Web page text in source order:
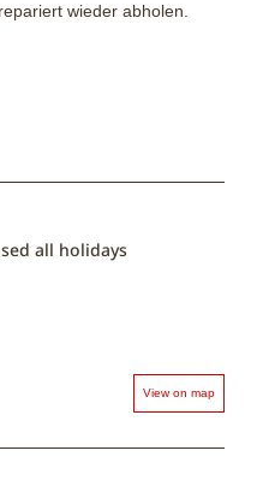
wieder abholen.
all holidays
View on map